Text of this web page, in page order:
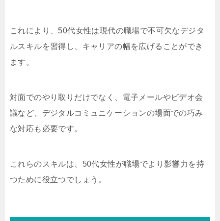
これにより、50代女性は現代の職場で不可欠なデジタ
ルスキルを習得し、キャリアの幅を広げることができ
ます。
対面でのやり取りだけでなく、電子メールやビデオ会
議など、デジタルコミュニケーションの場面での巧み
な対応も必要です。
これらのスキルは、50代女性が職場でより影響力を持
つために役立つでしょう。